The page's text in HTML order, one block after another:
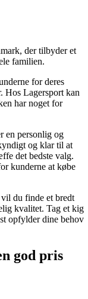
der tilbyder et
familien.
for deres
Hos Lagersport kan
har noget for
en personlig og
og klar til at
det bedste valg.
kunderne at købe
du finde et bredt
kvalitet. Tag et kig
opfylder dine behov
god pris